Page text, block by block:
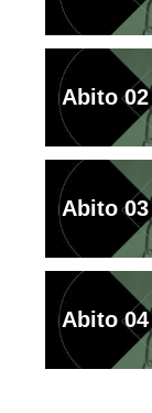
Abito 02
Abito 03
Abito 04